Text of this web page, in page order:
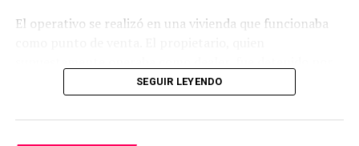
oficiales con la autorización del Banco Central y se
fondos, hacen un libre de deuda y lo envían a la FIFA
para levantar la inhibición”.
El operativo se realizó en una vivienda que funcionaba
las autoridades. Durante el procedimiento, se logró
incautar una considerable cantidad de cocaína,
previamente empaquetada y lista para su venta.
SEGUIR LEYENDO